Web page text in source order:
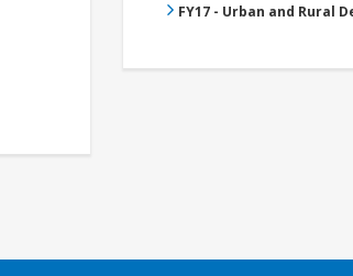
FY17 - Urban and Rural